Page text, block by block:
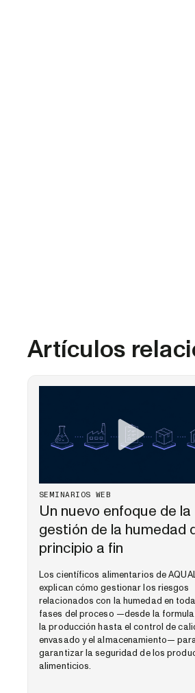
Artículos
SEMINARIOS WEB
Un nuevo enfoque de la
gestión de la humedad
principio a fin
Los científicos alimentarios de
explican cómo gestionar los riesgos
relacionados con la humedad en
fases del proceso —desde la
la producción hasta el control de
envasado y el almacenamiento—
garantizar la seguridad de los
alimenticios.